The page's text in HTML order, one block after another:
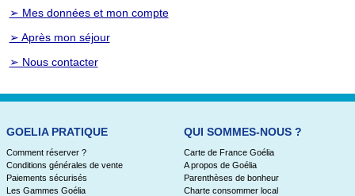
➢ Mes données et mon compte
➢ Après mon séjour
➢ Nous contacter
GOELIA PRATIQUE
Comment réserver ?
Conditions générales de vente
Paiements sécurisés
Les Gammes Goélia
QUI SOMMES-NOUS ?
Carte de France Goélia
A propos de Goélia
Parenthèses de bonheur
Charte consommer local